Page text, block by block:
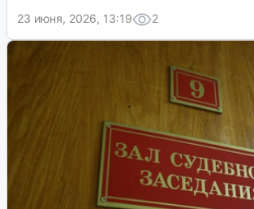
23 июня, 2026, 13:19
2